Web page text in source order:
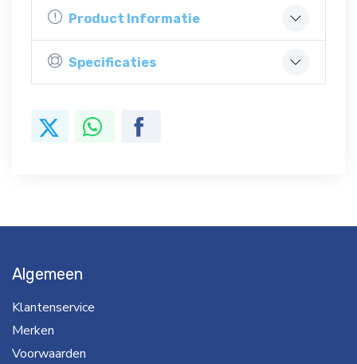
Product Informatie
Specificaties
Algemeen
Klantenservice
Merken
Voorwaarden